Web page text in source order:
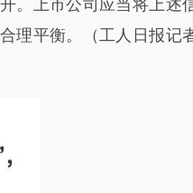
。上市公司应当将上述
理平衡。（工人日报记